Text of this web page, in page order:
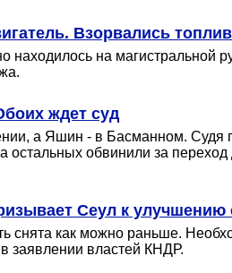
Взорвались
находилось на
ждет суд
а Яшин - в Басманном.
обвинили за
Сеул к улучшению
как можно раньше.
заявлении властей КНДР.